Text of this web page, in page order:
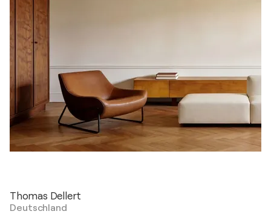
Thomas Dellert
Deutschland